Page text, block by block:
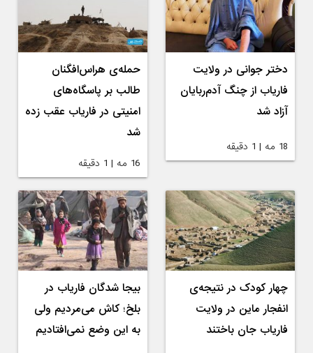
دختر جوانی در ولایت
فاریاب از چنگ آدم‌ربایان
آزاد شد
18 مه | 1 دقیقه
حمله‌ی هراس‌افگنان
طالب بر پاسگاه‌های
امنیتی در فاریاب عقب زده
شد
16 مه | 1 دقیقه
چهار کودک در نتیجه‌ی‌
انفجار ماین در ولایت
فاریاب جان باختند
بیجا شدگان فاریاب در
بلخ؛ کاش می‌مردیم ولی
به این وضع نمی‌افتادیم